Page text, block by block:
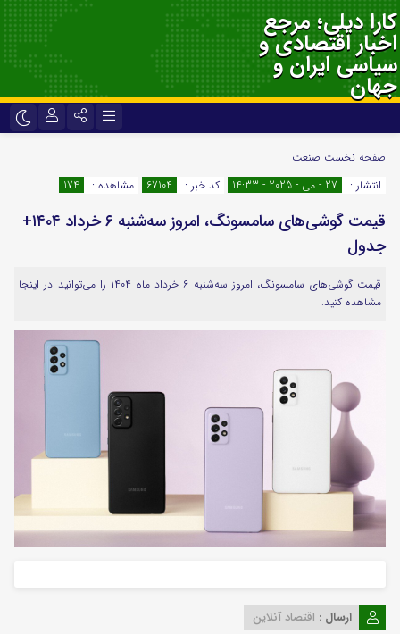
کارا دیلی؛ مرجع
اخبار اقتصادی و
سیاسی ایران و
جهان
اینستاگرام
سروش
ایتا
آپارات
اپلیکیشن رمز عبور
لطفا پاسخ را به عدد انگلیسی وارد کنید:
مرا به خاطر بسپار
صفحه نخست صنعت
انتشار :
27 - می - 2025 - 14:33 کد خبر : 67104 مشاهده : 174
قیمت گوشی‌های سامسونگ، امروز سه‌شنبه ۶ خرداد ۱۴۰۴+
جدول
قیمت گوشی‌های سامسونگ، امروز سه‌شنبه ۶ خرداد ماه ۱۴۰۴ را می‌توانید در اینجا
مشاهده کنید.
ارسال : اقتصاد آنلاین